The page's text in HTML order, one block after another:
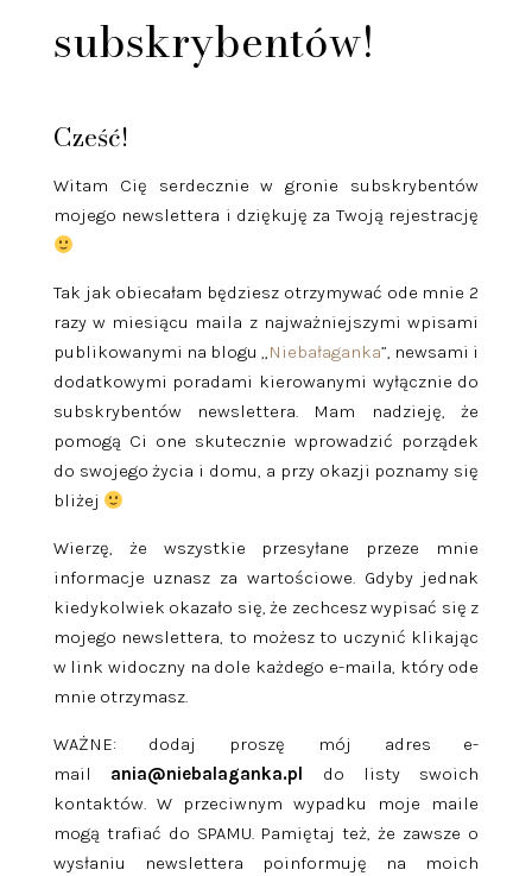
subskrybentów!
Cześć!
Witam Cię serdecznie w gronie subskrybentów
mojego newslettera i dziękuję za Twoją rejestrację
Tak jak obiecałam będziesz otrzymywać ode mnie 2
razy w miesiącu maila z najważniejszymi wpisami
publikowanymi na blogu „Niebałaganka”, newsami i
dodatkowymi poradami kierowanymi wyłącznie do
subskrybentów newslettera. Mam nadzieję, że
pomogą Ci one skutecznie wprowadzić porządek
do swojego życia i domu, a przy okazji poznamy się
bliżej
Wierzę, że wszystkie przesyłane przeze mnie
informacje uznasz za wartościowe. Gdyby jednak
kiedykolwiek okazało się, że zechcesz wypisać się z
mojego newslettera, to możesz to uczynić klikając
w link widoczny na dole każdego e-maila, który ode
mnie otrzymasz.
WAŻNE: dodaj proszę mój adres e-
mail ania@niebalaganka.pl do listy swoich
kontaktów. W przeciwnym wypadku moje maile
mogą trafiać do SPAMU. Pamiętaj też, że zawsze o
wysłaniu newslettera poinformuję na moich